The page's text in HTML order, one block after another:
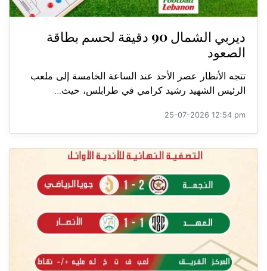
ديربي الشمال 90 دقيقة لحسم بطاقة
الصعود
تتجه الأنظار عصر الأحد عند الساعة الخامسة إلى ملعب
الرئيس الشهيد رشيد كرامي في طرابلس، حيث...
25-07-2026 12:54 pm